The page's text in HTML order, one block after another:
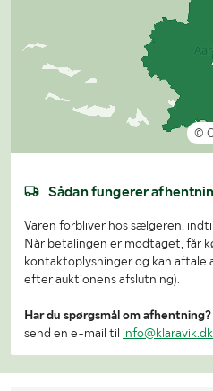
©
Sådan fungerer
Varen forbliver hos sælgeren,
Når betalingen er modtaget, får
kontaktoplysninger og kan aftale
efter auktionens afslutning).
Har du spørgsmål om afhentning?
send en e-mail til info@klaravik.dk